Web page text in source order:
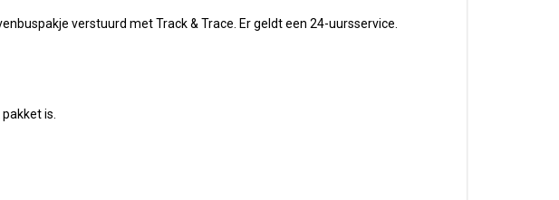
verstuurd met Track & Trace. Er geldt een 24-uursservice.
is.